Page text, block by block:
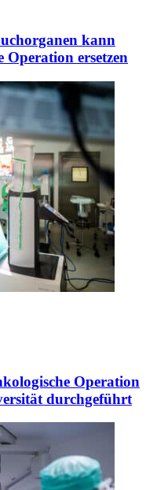
kann
ersetzen
Operation
durchgeführt